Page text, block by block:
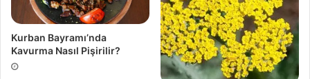
Kurban Bayramı’nda
Kavurma Nasıl Pişirilir?